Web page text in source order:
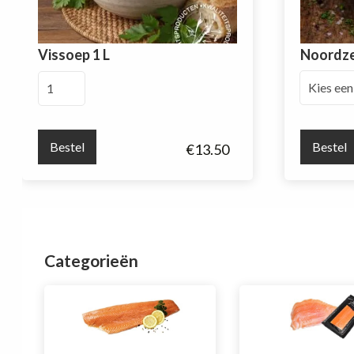
Vissoep 1 L
€13.50
aantal
Bestel Bestel
Categorieën